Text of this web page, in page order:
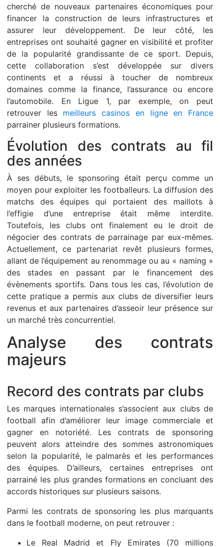
cherché de nouveaux partenaires économiques pour
financer la construction de leurs infrastructures et
assurer leur développement. De leur côté, les
entreprises ont souhaité gagner en visibilité et profiter
de la popularité grandissante de ce sport. Depuis,
cette collaboration s’est développée sur divers
continents et a réussi à toucher de nombreux
domaines comme la finance, l’assurance ou encore
l’automobile. En Ligue 1, par exemple, on peut
retrouver les meilleurs casinos en ligne en France
parrainer plusieurs formations.
Évolution des contrats au fil
des années
À ses débuts, le sponsoring était perçu comme un
moyen pour exploiter les footballeurs. La diffusion des
matchs des équipes qui portaient des maillots à
l’effigie d’une entreprise était même interdite.
Toutefois, les clubs ont finalement eu le droit de
négocier des contrats de parrainage par eux-mêmes.
Actuellement, ce partenariat revêt plusieurs formes,
allant de l’équipement au renommage ou au « naming »
des stades en passant par le financement des
évènements sportifs. Dans tous les cas, l’évolution de
cette pratique a permis aux clubs de diversifier leurs
revenus et aux partenaires d’asseoir leur présence sur
un marché très concurrentiel.
Analyse des contrats
majeurs
Record des contrats par clubs
Les marques internationales s’associent aux clubs de
football afin d’améliorer leur image commerciale et
gagner en notoriété. Les contrats de sponsoring
peuvent alors atteindre des sommes astronomiques
selon la popularité, le palmarès et les performances
des équipes. D’ailleurs, certaines entreprises ont
parrainé les plus grandes formations en concluant des
accords historiques sur plusieurs saisons.
Parmi les contrats de sponsoring les plus marquants
dans le football moderne, on peut retrouver :
Le Real Madrid et Fly Emirates (70 millions